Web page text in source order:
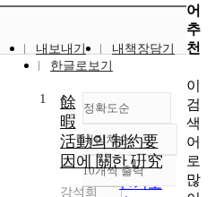
내보내기
내책장담기
한글로보기
정확도순
정확도
순
인기도
내림차순
내림차순
10개씩 출력
1
餘
暇
活動의 制約要
因에 關한 硏究
강석희
어
추
천
이
검
색
어
로
많